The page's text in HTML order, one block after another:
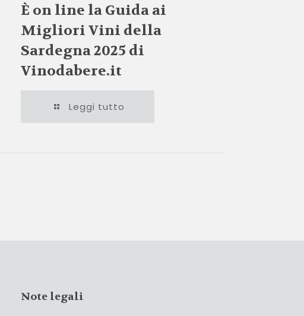
È on line la Guida ai
Migliori Vini della
Sardegna 2025 di
Vinodabere.it
Leggi tutto
Note legali